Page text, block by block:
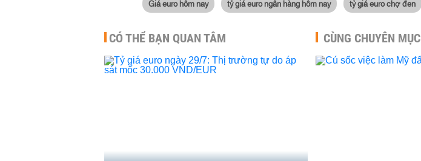
Giá euro hôm nay tỷ giá euro ngân hàng hôm nay tỷ giá euro chợ đen
CÓ THỂ BẠN QUAN TÂM CÙNG CHUYÊN MỤC